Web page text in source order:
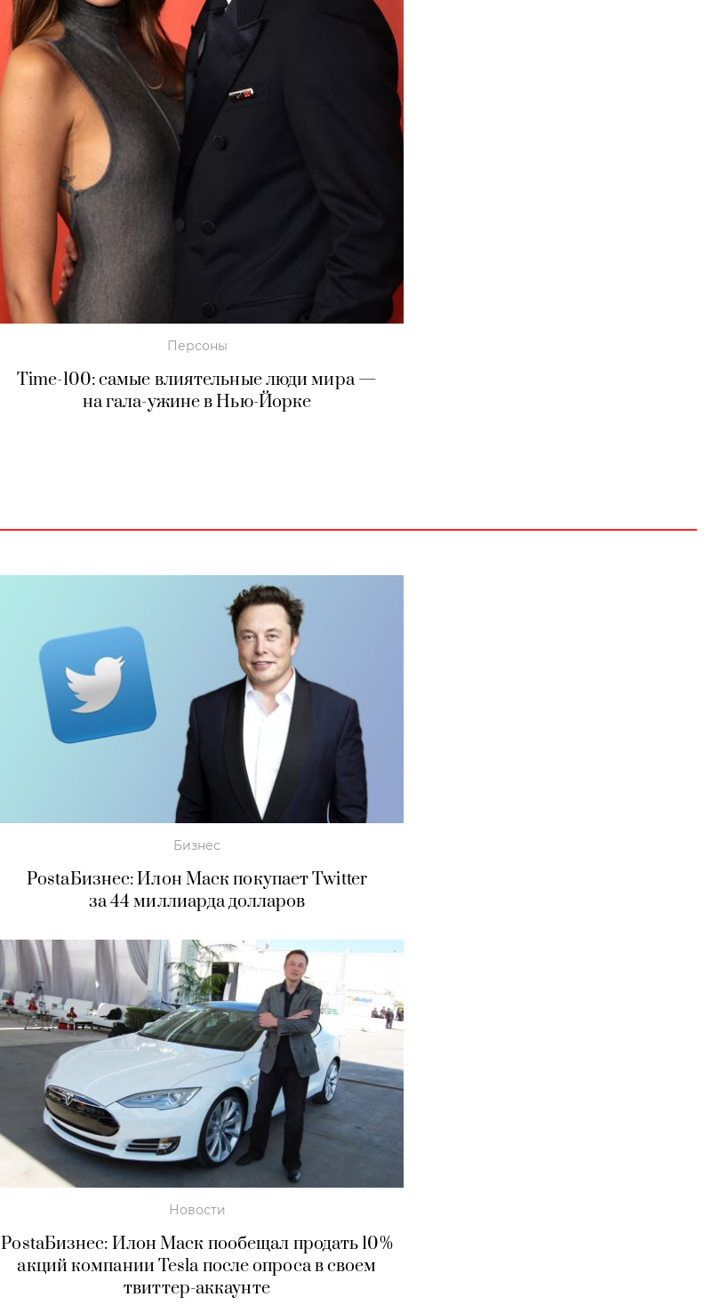
Персоны
Time-100: самые влиятельные люди мира —
на гала-ужине в Нью-Йорке
Бизнес
PostaБизнес: Илон Маск покупает Twitter
за 44 миллиарда долларов
Новости
PostaБизнес: Илон Маск пообещал продать 10%
акций компании Tesla после опроса в своем
твиттер-аккаунте